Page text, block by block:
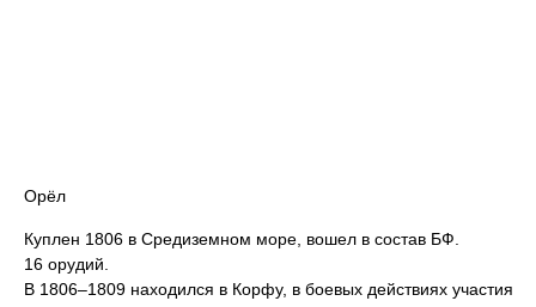
Орёл
Куплен 1806 в Средиземном море, вошел в состав БФ.
16 орудий.
В 1806–1809 находился в Корфу, в боевых действиях участия